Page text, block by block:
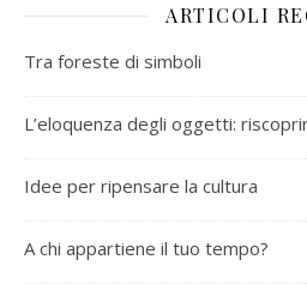
ARTICOLI
Tra foreste di simboli
L’eloquenza degli oggetti:
Idee per ripensare la cultura
A chi appartiene il tuo tempo?